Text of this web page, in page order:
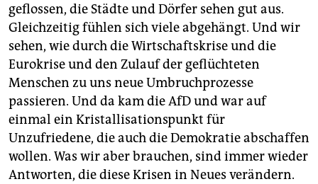
geflossen, die Städte und Dörfer sehen gut aus.
Gleichzeitig fühlen sich viele abgehängt. Und wir
sehen, wie durch die Wirtschaftskrise und die
Eurokrise und den Zulauf der geflüchteten
Menschen zu uns neue Umbruchprozesse
passieren. Und da kam die AfD und war auf
einmal ein Kristallisationspunkt für
Unzufriedene, die auch die Demokratie abschaffen
wollen. Was wir aber brauchen, sind immer wieder
Antworten, die diese Krisen in Neues verändern.